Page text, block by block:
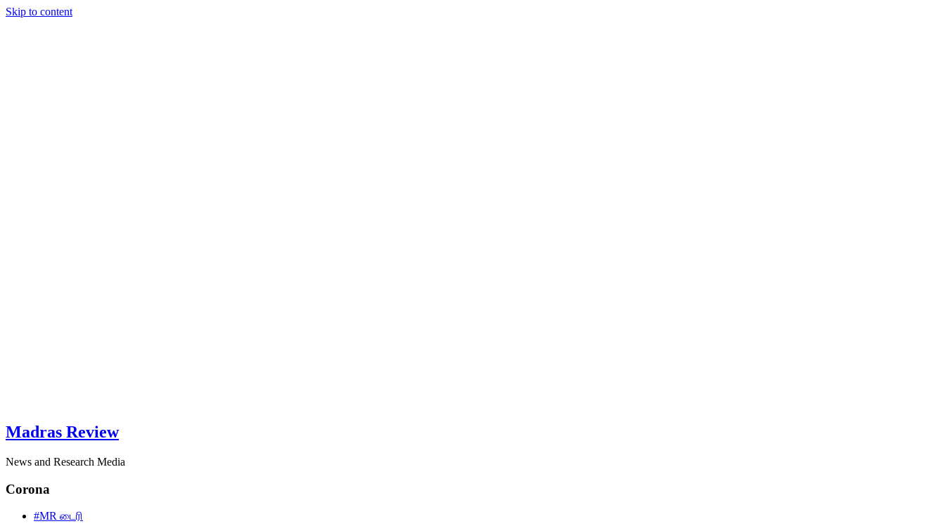
Skip to content
Madras Review
News and Research Media
Corona
#MR டைரி